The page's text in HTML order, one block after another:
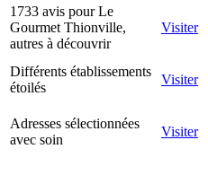
1733 avis pour Le
Gourmet Thionville,
autres à découvrir
Visiter
Différents établissements
étoilés
Visiter
Adresses sélectionnées
avec soin
Visiter